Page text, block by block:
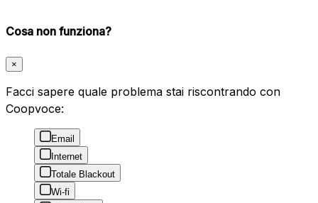
Cosa non funziona?
×
Facci sapere quale problema stai riscontrando con
Coopvoce:
Email
Internet
Totale Blackout
Wi-fi